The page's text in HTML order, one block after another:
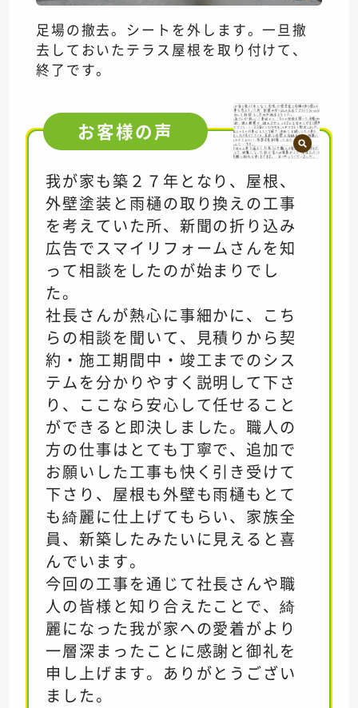
足場の撤去。シートを外します。一旦撤
去しておいたテラス屋根を取り付けて、
終了です。
お客様の声
我が家も築２７年となり、屋根、
外壁塗装と雨樋の取り換えの工事
を考えていた所、新聞の折り込み
広告でスマイリフォームさんを知
って相談をしたのが始まりでし
た。
社長さんが熱心に事細かに、こち
らの相談を聞いて、見積りから契
約・施工期間中・竣工までのシス
テムを分かりやすく説明して下さ
り、ここなら安心して任せること
ができると即決しました。職人の
方の仕事はとても丁寧で、追加で
お願いした工事も快く引き受けて
下さり、屋根も外壁も雨樋もとて
も綺麗に仕上げてもらい、家族全
員、新築したみたいに見えると喜
んでいます。
今回の工事を通じて社長さんや職
人の皆様と知り合えたことで、綺
麗になった我が家への愛着がより
一層深まったことに感謝と御礼を
申し上げます。ありがとうござい
ました。